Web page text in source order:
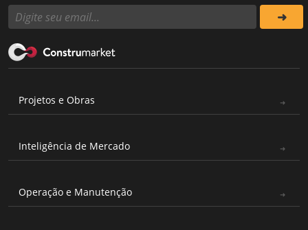
Projetos e Obras
Inteligência de Mercado
Operação e Manutenção